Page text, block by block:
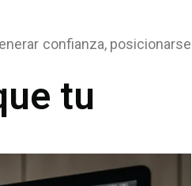
confianza, posicionarse
tu